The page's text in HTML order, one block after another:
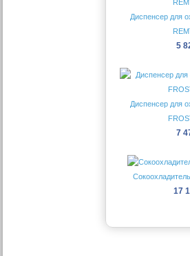
Диспенсер для
5
Диспенсер для
7
17